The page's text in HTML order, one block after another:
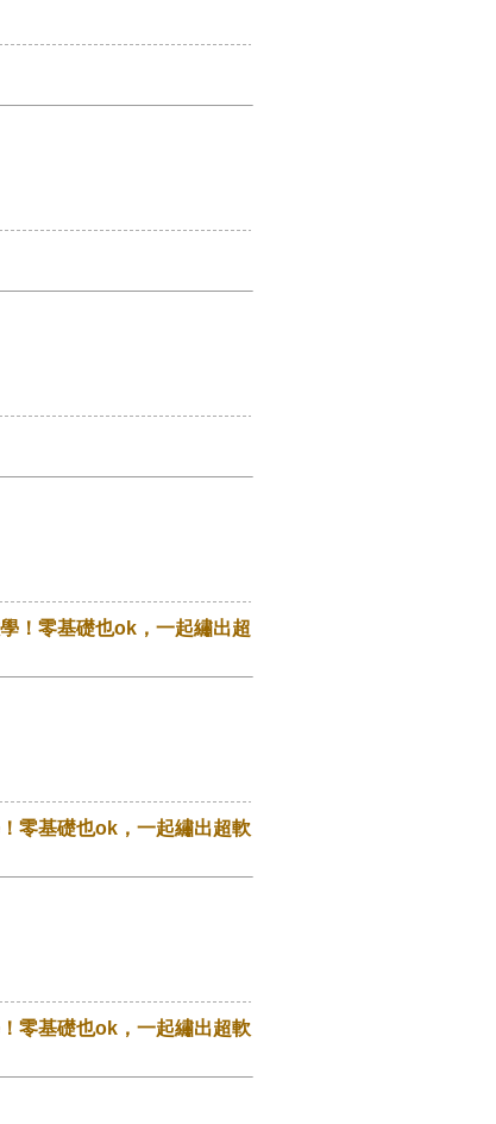
！零基礎也ok，一起繡出超
零基礎也ok，一起繡出超軟
零基礎也ok，一起繡出超軟